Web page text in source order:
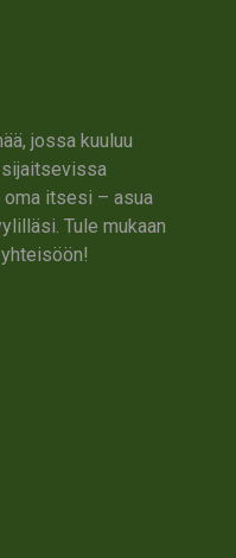
jossa kuuluu
sijaitsevissa
itsesi – asua
Tule mukaan